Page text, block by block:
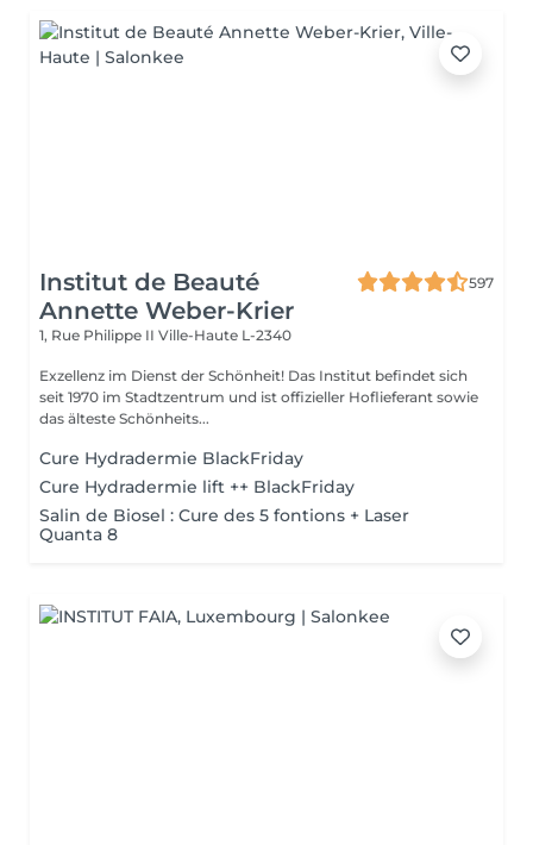
Institut de Beauté
Annette Weber-Krier
597
1, Rue Philippe II Ville-Haute L-2340
Exzellenz im Dienst der Schönheit! Das Institut befindet sich
seit 1970 im Stadtzentrum und ist offizieller Hoflieferant sowie
das älteste Schönheits...
Cure Hydradermie BlackFriday
Cure Hydradermie lift ++ BlackFriday
Salin de Biosel : Cure des 5 fontions + Laser
Quanta 8